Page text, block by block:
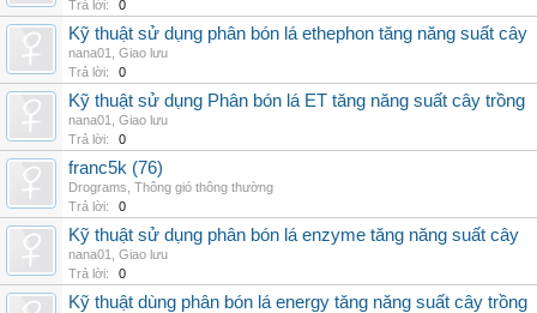
Trả lời:
0
Kỹ thuật sử dụng phân bón lá ethephon tăng năng suất cây
nana01
Giao lưu
Trả lời:
0
Kỹ thuật sử dụng Phân bón lá ET tăng năng suất cây trồng
nana01
Giao lưu
Trả lời:
0
franc5k (76)
Drograms Thông gió thông thường
Trả lời:
0
Kỹ thuật sử dụng phân bón lá enzyme tăng năng suất cây
nana01
Giao lưu
Trả lời:
0
Kỹ thuật dùng phân bón lá energy tăng năng suất cây trồng